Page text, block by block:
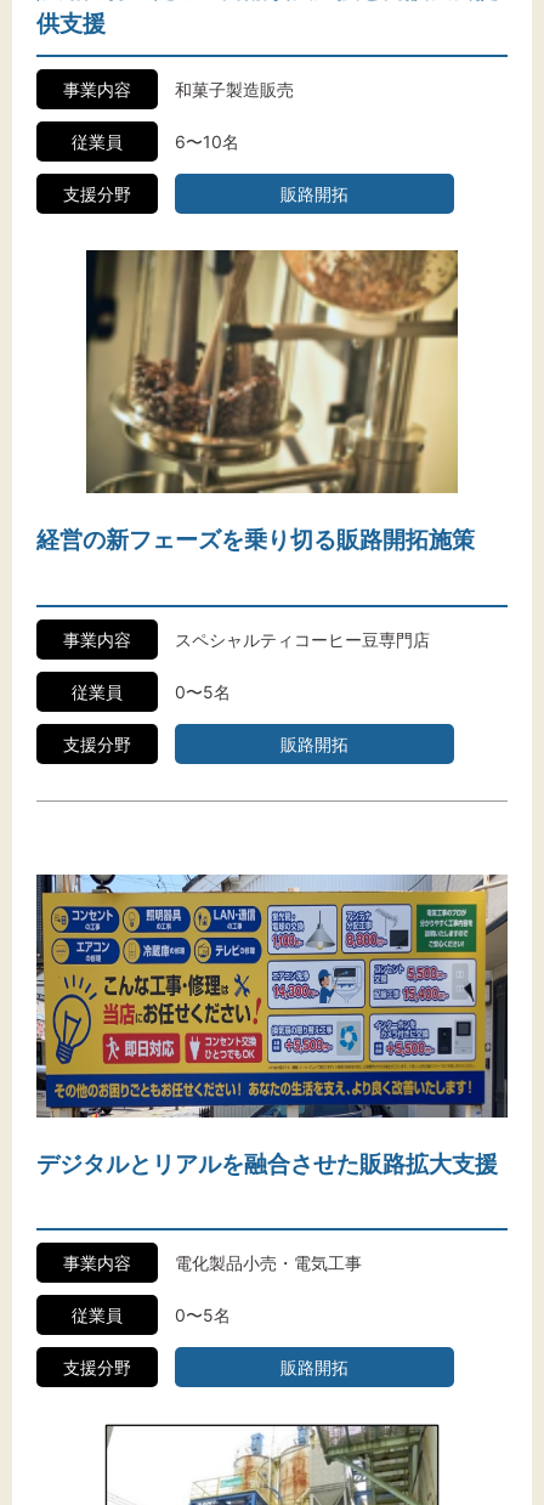
供支援
事業内容 和菓子製造販売
従業員 6〜10名
支援分野 販路開拓
経営の新フェーズを乗り切る販路開拓施策
事業内容 スペシャルティコーヒー豆専門店
従業員 0〜5名
支援分野 販路開拓
デジタルとリアルを融合させた販路拡大支援
事業内容 電化製品小売・電気工事
従業員 0〜5名
支援分野 販路開拓